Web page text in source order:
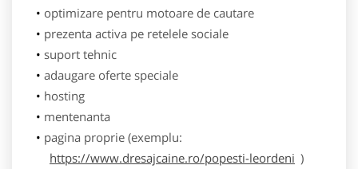
optimizare pentru motoare de cautare
prezenta activa pe retelele sociale
suport tehnic
adaugare oferte speciale
hosting
mentenanta
pagina proprie (exemplu:
https://www.dresajcaine.ro/popesti-leordeni )